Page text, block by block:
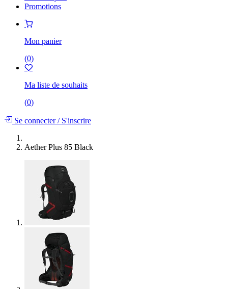
Promotions
Mon panier
(0)
Ma liste de souhaits
(0)
Se connecter/S'inscrire
Aether Plus 85 Black